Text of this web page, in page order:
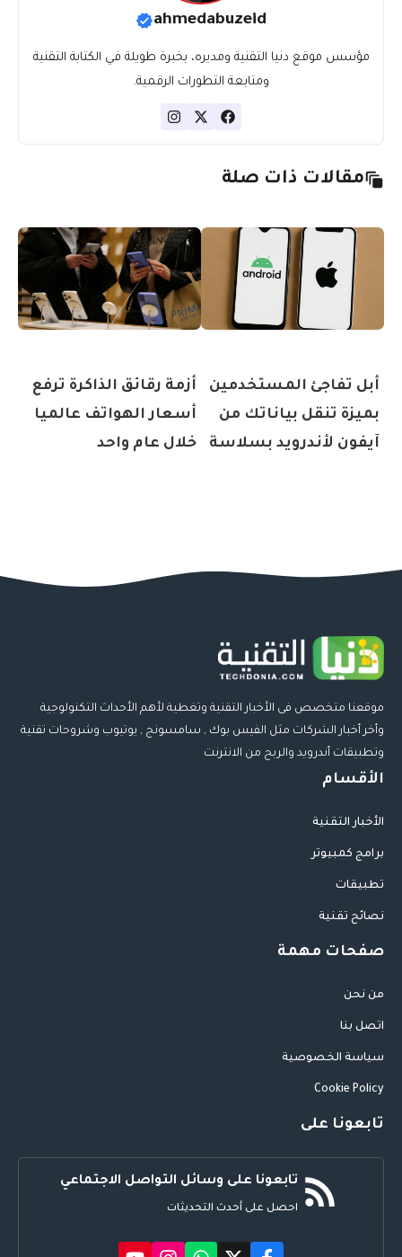
ahmedabuzeid
مؤسس موقع دنيا التقنية ومديره، بخبرة طويلة في الكتابة التقنية
ومتابعة التطورات الرقمية.
مقالات ذات صلة
أبل تفاجئ المستخدمين
بميزة تنقل بياناتك من
آيفون لأندرويد بسلاسة
أزمة رقائق الذاكرة ترفع
أسعار الهواتف عالميا
خلال عام واحد
موقعنا متخصص فى الأخبار التقنية وتغطية لأهم الأحداث التكنولوجية
وأخر أخبار الشركات مثل الفيس بوك , سامسونج , يوتيوب وشروحات تقنية
وتطبيقات أندرويد والربح من الانترنت
الأقسام
الأخبار التقنية
برامج كمبيوتر
تطبيقات
نصائح تقنية
صفحات مهمة
من نحن
اتصل بنا
سياسة الخصوصية
Cookie Policy
تابعونا على
تابعونا على وسائل التواصل الاجتماعي
احصل على أحدث التحديثات